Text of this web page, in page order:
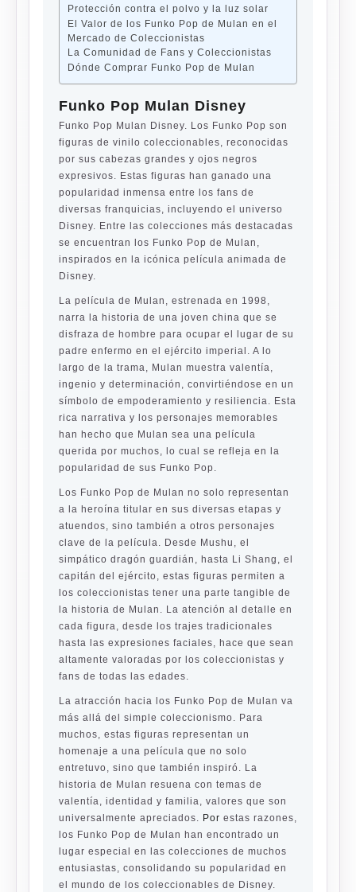
Protección contra el polvo y la luz solar
El Valor de los Funko Pop de Mulan en el
Mercado de Coleccionistas
La Comunidad de Fans y Coleccionistas
Dónde Comprar Funko Pop de Mulan
Funko Pop Mulan Disney
Funko Pop Mulan Disney. Los Funko Pop son
figuras de vinilo coleccionables, reconocidas
por sus cabezas grandes y ojos negros
expresivos. Estas figuras han ganado una
popularidad inmensa entre los fans de
diversas franquicias, incluyendo el universo
Disney. Entre las colecciones más destacadas
se encuentran los Funko Pop de Mulan,
inspirados en la icónica película animada de
Disney.
La película de Mulan, estrenada en 1998,
narra la historia de una joven china que se
disfraza de hombre para ocupar el lugar de su
padre enfermo en el ejército imperial. A lo
largo de la trama, Mulan muestra valentía,
ingenio y determinación, convirtiéndose en un
símbolo de empoderamiento y resiliencia. Esta
rica narrativa y los personajes memorables
han hecho que Mulan sea una película
querida por muchos, lo cual se refleja en la
popularidad de sus Funko Pop.
Los Funko Pop de Mulan no solo representan
a la heroína titular en sus diversas etapas y
atuendos, sino también a otros personajes
clave de la película. Desde Mushu, el
simpático dragón guardián, hasta Li Shang, el
capitán del ejército, estas figuras permiten a
los coleccionistas tener una parte tangible de
la historia de Mulan. La atención al detalle en
cada figura, desde los trajes tradicionales
hasta las expresiones faciales, hace que sean
altamente valoradas por los coleccionistas y
fans de todas las edades.
La atracción hacia los Funko Pop de Mulan va
más allá del simple coleccionismo. Para
muchos, estas figuras representan un
homenaje a una película que no solo
entretuvo, sino que también inspiró. La
historia de Mulan resuena con temas de
valentía, identidad y familia, valores que son
universalmente apreciados. Por estas razones,
los Funko Pop de Mulan han encontrado un
lugar especial en las colecciones de muchos
entusiastas, consolidando su popularidad en
el mundo de los coleccionables de Disney.